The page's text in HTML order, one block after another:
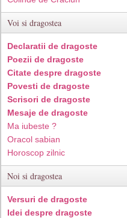
Voi si dragostea
Declaratii de dragoste
Poezii de dragoste
Citate despre dragoste
Povesti de dragoste
Scrisori de dragoste
Mesaje de dragoste
Ma iubeste ?
Oracol sabian
Horoscop zilnic
Noi si dragostea
Versuri de dragoste
Idei despre dragoste